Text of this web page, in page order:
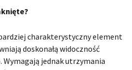
charakterystyczny element
doskonałą widoczność
Wymagają jednak utrzymania